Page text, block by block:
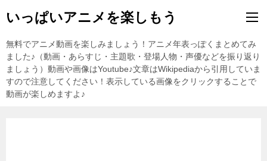
いっぱいアニメを楽しもう
無料でアニメ動画を楽しみましょう！アニメ年表っぽくまとめてみ
ました♪（動画・あらすじ・主題歌・登場人物・声優などを振り返り
ましょう）動画や画像はYoutube♪文章はWikipediaから引用していま
すので注意してください！表示している画像をクリックすることで
動画が楽しめますよ♪